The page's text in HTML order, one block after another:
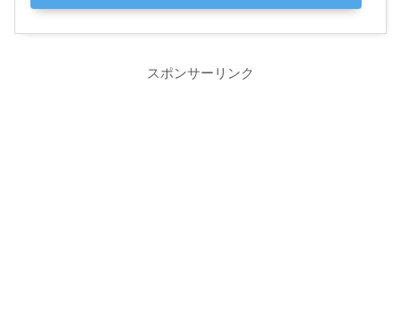
スポンサーリンク